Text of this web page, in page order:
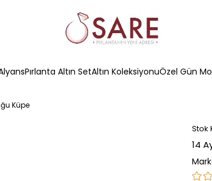
Pırlanta Altın SetAltın KoleksiyonuÖzel Gün
Küpe
Stok
14